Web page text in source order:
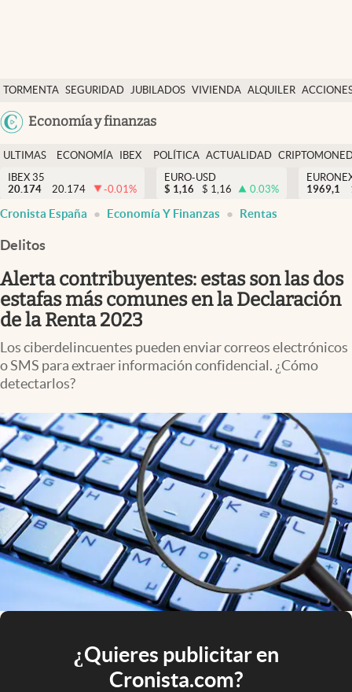
TORMENTA SEGURIDAD JUBILADOS VIVIENDA ALQUILER
USA
Economía y finanzas
Economía y finanzas
Política
Actualidad
Criptomonedas
España
ULTIMAS
NOTICIAS
ECONOMÍA
FINANZAS
IBEX
EURO
POLÍTICA ACTUALIDAD
IBEX 35
20.174
20.174 -0.01%
EURO-USD
$ 1,16 $ 1,16 0.03%
1969,1
Cronista España Economía Y Finanzas Rentas
Delitos
Alerta contribuyentes: estas son las dos
estafas más comunes en la Declaración
de la Renta 2023
Los ciberdelincuentes pueden enviar correos electrónicos
o SMS para extraer información confidencial. ¿Cómo
detectarlos?
¿Quieres publicitar en
Cronista.com?